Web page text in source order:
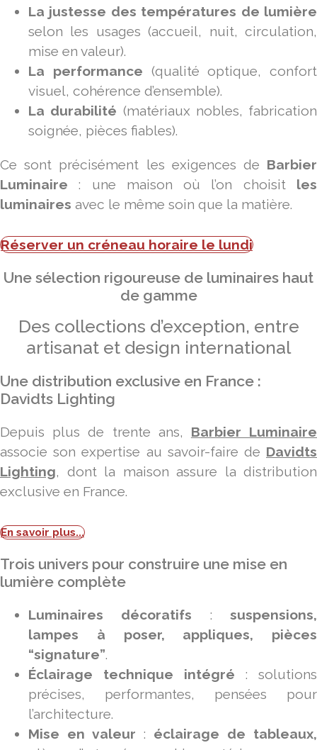
La justesse des températures de lumière
selon les usages (accueil, nuit, circulation,
mise en valeur).
La performance (qualité optique, confort
visuel, cohérence d’ensemble).
La durabilité (matériaux nobles, fabrication
soignée, pièces fiables).
Ce sont précisément les exigences de Barbier
Luminaire : une maison où l’on choisit les
luminaires avec le même soin que la matière.
Réserver un créneau horaire le lundi
Une sélection rigoureuse de luminaires haut
de gamme
Des collections d’exception, entre
artisanat et design international
Une distribution exclusive en France :
Davidts Lighting
Depuis plus de trente ans, Barbier Luminaire
associe son expertise au savoir-faire de Davidts
Lighting, dont la maison assure la distribution
exclusive en France.
En savoir plus...
Trois univers pour construire une mise en
lumière complète
Luminaires décoratifs :suspensions,
lampes à poser, appliques, pièces
“signature”.
Éclairage technique intégré : solutions
précises, performantes, pensées pour
l’architecture.
Mise en valeur : éclairage de tableaux,